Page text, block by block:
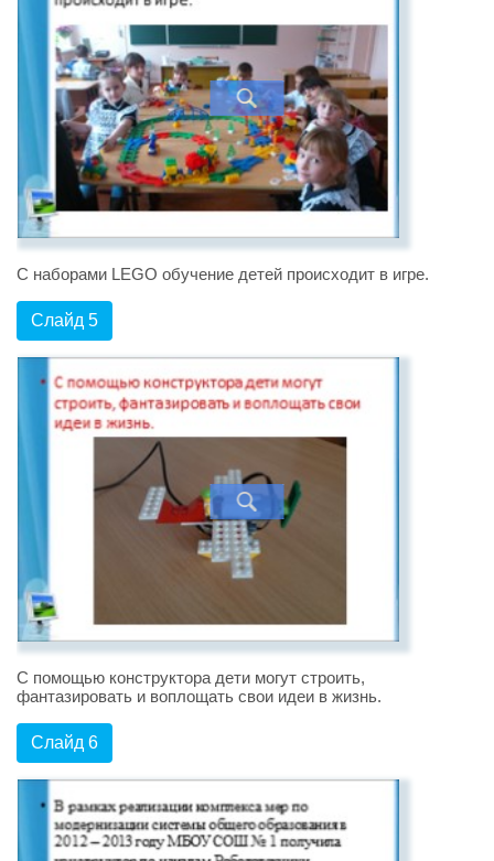
С наборами LEGO обучение детей происходит в игре.
Слайд 5
С помощью конструктора дети могут строить,
фантазировать и воплощать свои идеи в жизнь.
Слайд 6